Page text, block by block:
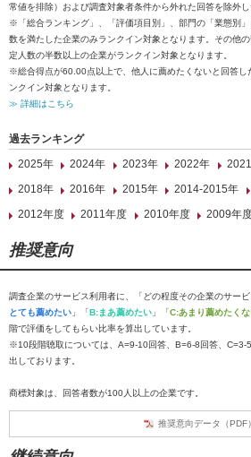
常値を排除）および調査対象者条件から外れた回答を除外し
※「総合ランキング」、「評価項目別」、部門の「業態別
数を満たした企業のみランクイン対象となります。その他
定人数の半数以上の企業がランクイン対象となります。
※総合得点が60.00点以上で、他人に薦めたくないと回答し
ンクイン対象となります。
≫ 詳細はこちら
過去ランキング
2025年
2024年 2023年 2022年
2018年
2016年 2015年 2014-2015年
2012年度
2011年度 2010年度 2009年
推奨意向
調査企業のサービス利用者に、「どの程度その企業のサー
とても薦めたい 」「B:まあ薦めたい 」「C:あまり薦めたく
階で評価をしてもらい比率を算出しています。
※10段階聴取については、A=9-10回答、B=6-8回答、C=3-
出しております。
商標対象は、回答者数が100人以上の企業です。
推奨意向データ（PDF）